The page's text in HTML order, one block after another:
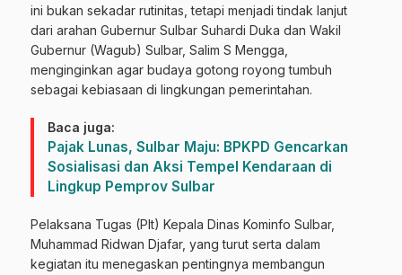
ini bukan sekadar rutinitas, tetapi menjadi tindak lanjut
dari arahan Gubernur Sulbar Suhardi Duka dan Wakil
Gubernur (Wagub) Sulbar, Salim S Mengga,
menginginkan agar budaya gotong royong tumbuh
sebagai kebiasaan di lingkungan pemerintahan.
Baca juga:
Pajak Lunas, Sulbar Maju: BPKPD Gencarkan
Sosialisasi dan Aksi Tempel Kendaraan di
Lingkup Pemprov Sulbar
Pelaksana Tugas (Plt) Kepala Dinas Kominfo Sulbar,
Muhammad Ridwan Djafar, yang turut serta dalam
kegiatan itu menegaskan pentingnya membangun